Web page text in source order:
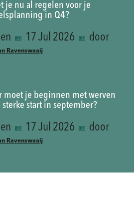
je nu al regelen voor je
in Q4?
17 Jul 2026 door
Ravenswaaij
moet je beginnen met werven
sterke start in september?
17 Jul 2026 door
Ravenswaaij